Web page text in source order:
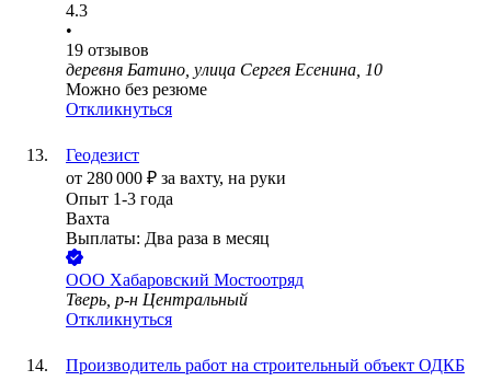
4.3
•
19 отзывов
деревня Батино, улица Сергея Есенина, 10
Можно без резюме
Откликнуться
Геодезист
от 280 000 ₽ за вахту, на руки
Опыт 1-3 года
Вахта
Выплаты: Два раза в месяц
ООО Хабаровский Мостоотряд
Тверь, р-н Центральный
Откликнуться
Производитель работ на строительный объект ОДКБ